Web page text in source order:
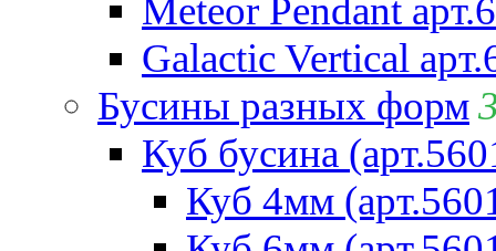
Meteor Pendant
Galactic Vertical
Бусины разных форм
Куб бусина
Куб 4мм